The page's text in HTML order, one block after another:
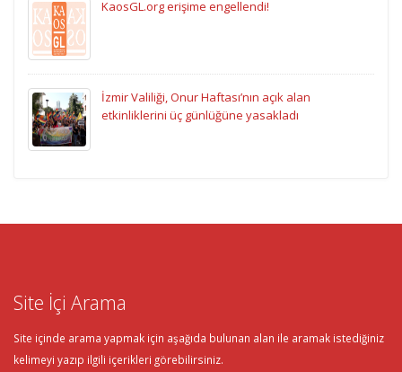
KaosGL.org erişime engellendi!
İzmir Valiliği, Onur Haftası’nın açık alan
etkinliklerini üç günlüğüne yasakladı
Site İçi Arama
Site içinde arama yapmak için aşağıda bulunan alan ile aramak istediğiniz
kelimeyi yazıp ilgili içerikleri görebilirsiniz.